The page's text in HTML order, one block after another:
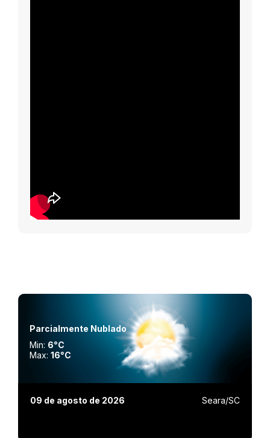
Parcialmente Nublado
Min: 6°C
Max:16°C
09 de agosto de 2026 Seara/SC